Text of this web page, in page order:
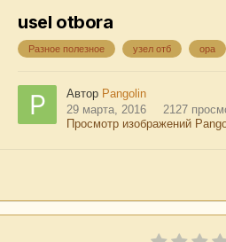
usel otbora
Разное полезное узел отб ора
Автор Рangolin
29 марта, 2016
2127
Просмотр изображений